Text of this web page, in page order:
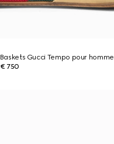
Baskets Gucci Tempo pour homme
€ 750